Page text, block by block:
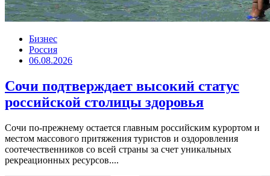
Бизнес
Россия
06.08.2026
Сочи подтверждает высокий статус
российской столицы здоровья
Сочи по-прежнему остается главным российским курортом и
местом массового притяжения туристов и оздоровления
соотечественников со всей страны за счет уникальных
рекреационных ресурсов....